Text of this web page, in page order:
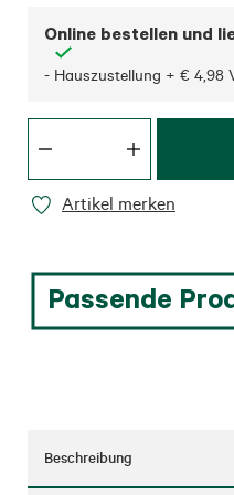
Online bestellen und
- Hauszustellung + € 4,98
Artikel merken
Passende
Beschreibung